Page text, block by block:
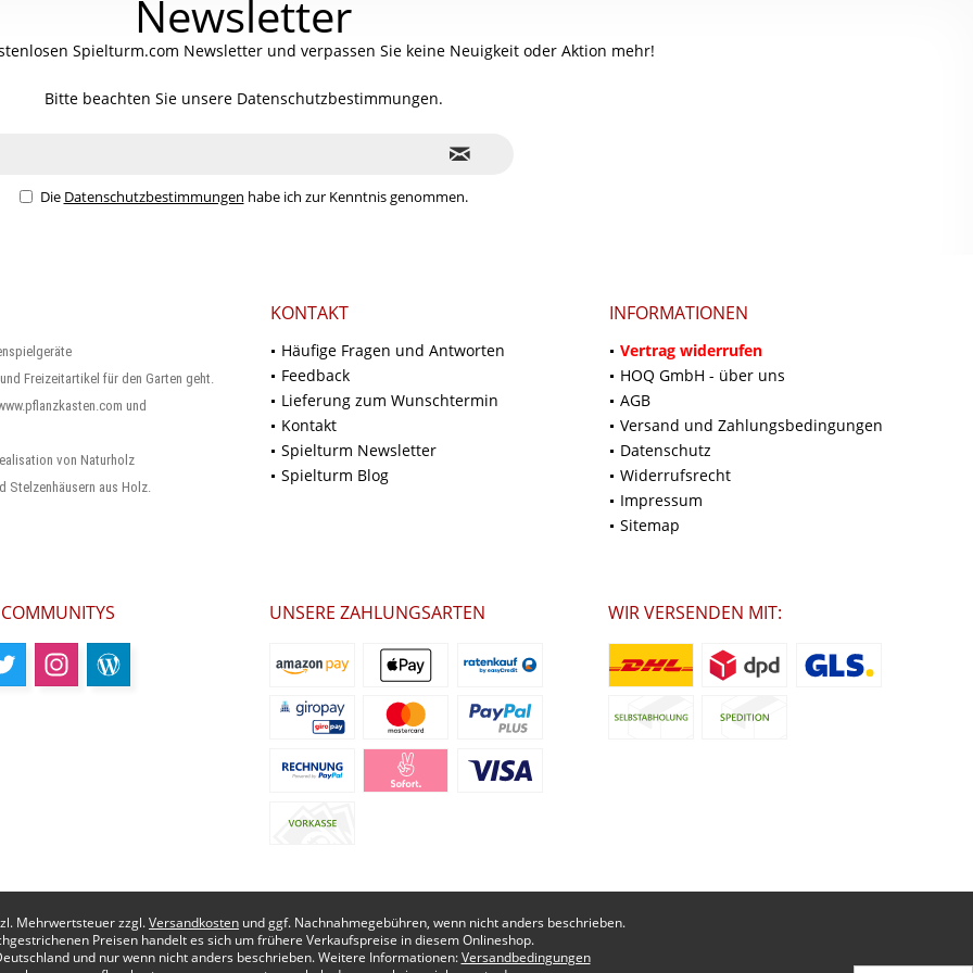
Newsletter
Spielturm.com Newsletter und verpassen Sie keine Neuigkeit oder Aktion mehr!
Bitte beachten Sie unsere Datenschutzbestimmungen.
Die Datenschutzbestimmungen habe ich zur Kenntnis genommen.
Freizeitartikel für den Garten geht.
und
von Naturholz
Stelzenhäusern aus Holz.
KONTAKT
Häufige Fragen und Antworten
Feedback
Lieferung zum Wunschtermin
Kontakt
Spielturm Newsletter
Spielturm Blog
INFORMATIONEN
Vertrag widerrufen
HOQ GmbH - über uns
AGB
Versand und Zahlungsbedingungen
Datenschutz
Widerrufsrecht
Impressum
Sitemap
UNSERE ZAHLUNGSARTEN WIR VERSENDEN MIT:
Mehrwertsteuer zzgl.Versandkosten und ggf. Nachnahmegebühren, wenn nicht anders beschrieben.
Preisen handelt es sich um frühere Verkaufspreise in diesem Onlineshop.
und nur wenn nicht anders beschrieben. Weitere Informationen:Versandbedingungen